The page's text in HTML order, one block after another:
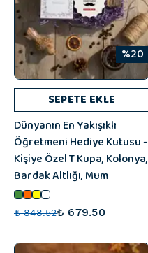
%20
SEPETE EKLE
Dünyanın En Yakışıklı
Öğretmeni Hediye Kutusu -
Kişiye Özel T Kupa, Kolonya,
Bardak Altlığı, Mum
₺ 848.52₺ 679.50